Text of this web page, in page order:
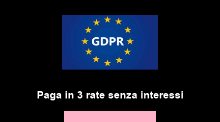
Paga in 3 rate senza interessi